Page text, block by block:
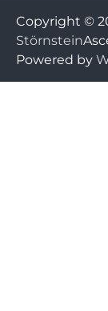
Copyright ©
Störnstein
Powered by